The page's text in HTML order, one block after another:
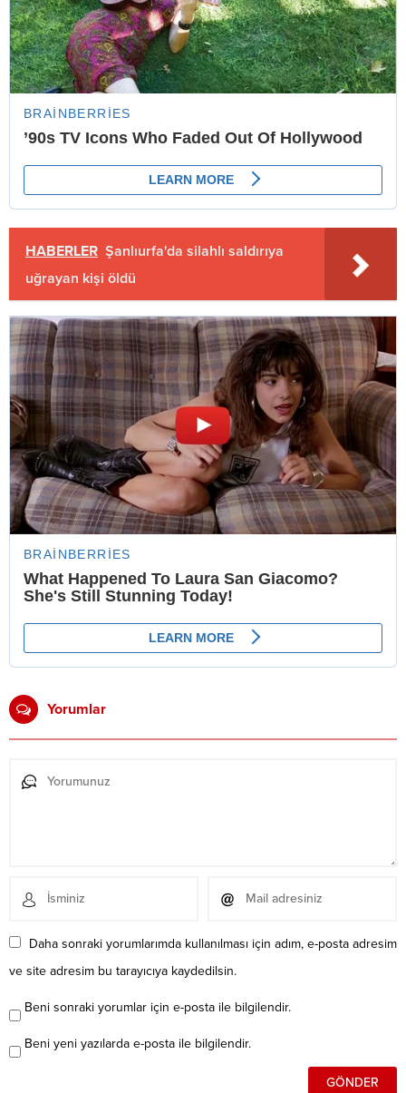
HABERLER Şanlıurfa'da silahlı saldırıya
uğrayan kişi öldü
Yorumlar
Daha sonraki yorumlarımda kullanılması için adım, e-posta adresim
ve site adresim bu tarayıcıya kaydedilsin.
Beni sonraki yorumlar için e-posta ile bilgilendir.
Beni yeni yazılarda e-posta ile bilgilendir.